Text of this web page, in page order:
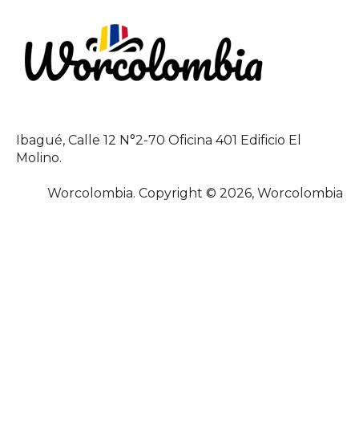
Ibagué, Calle 12 N°2-70 Oficina 401 Edificio El
Molino.
Worcolombia. Copyright © 2026, Worcolombia